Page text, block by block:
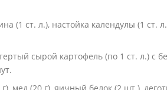
(1 ст. л.), настойка календулы (1 ст.
сырой картофель (по 1 ст. л.) с